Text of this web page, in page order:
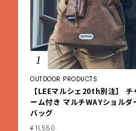
1
OUTDOOR PRODUCTS
【LEEマルシェ20th別注】 チ
ーム付き マルチWAYショルダ
バッグ
¥ 11,550